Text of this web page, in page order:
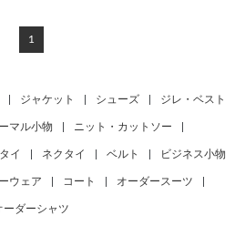
1
ジャケット シューズ ジレ・ベスト
マル小物 ニット・カットソー
イ ネクタイ ベルト ビジネス小物
ウェア コート オーダースーツ
ーダーシャツ